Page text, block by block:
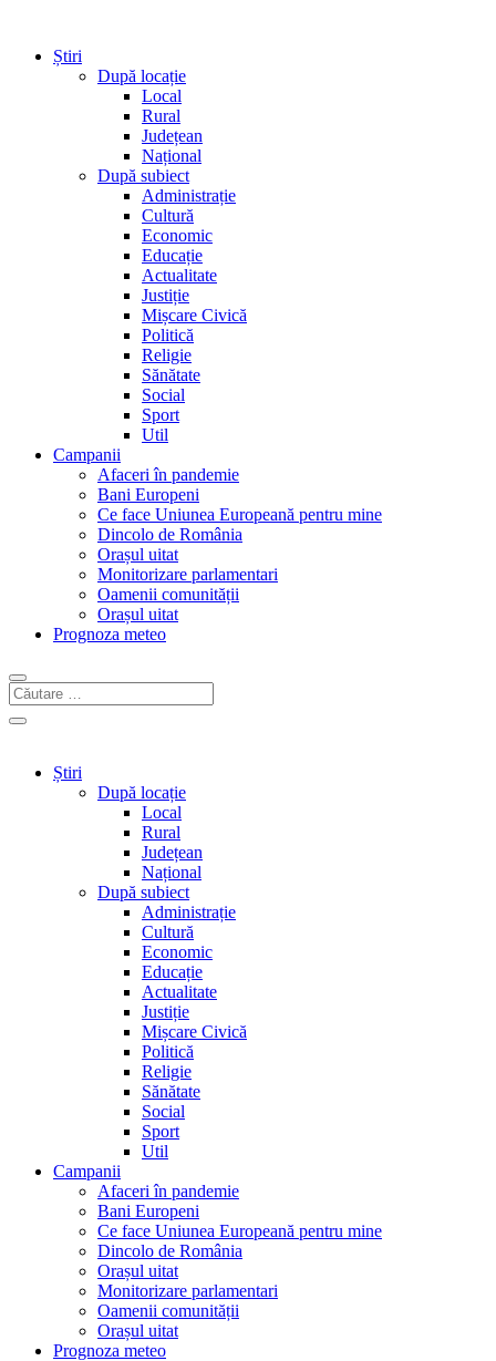
Știri
După locație
Local
Rural
Județean
Național
După subiect
Administrație
Cultură
Economic
Educație
Actualitate
Justiție
Mișcare Civică
Politică
Religie
Sănătate
Social
Sport
Util
Campanii
Afaceri în pandemie
Bani Europeni
Ce face Uniunea Europeană pentru mine
Dincolo de România
Orașul uitat
Monitorizare parlamentari
Oamenii comunității
Orașul uitat
Prognoza meteo
Știri
După locație
Local
Rural
Județean
Național
După subiect
Administrație
Cultură
Economic
Educație
Actualitate
Justiție
Mișcare Civică
Politică
Religie
Sănătate
Social
Sport
Util
Campanii
Afaceri în pandemie
Bani Europeni
Ce face Uniunea Europeană pentru mine
Dincolo de România
Orașul uitat
Monitorizare parlamentari
Oamenii comunității
Orașul uitat
Prognoza meteo